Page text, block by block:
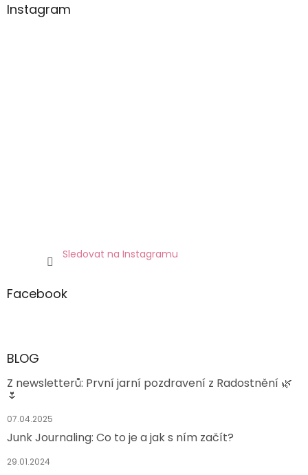
Instagram
Sledovat na Instagramu
Facebook
BLOG
Z newsletterů: První jarní pozdravení z Radostnění 🌿
🌷
07.04.2025
Junk Journaling: Co to je a jak s ním začít?
29.01.2024